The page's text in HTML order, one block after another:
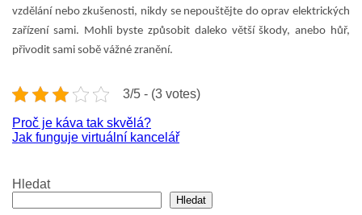
vzdělání nebo zkušenosti, nikdy se nepouštějte do oprav elektrických
zařízení sami. Mohli byste způsobit daleko větší škody, anebo hůř,
přivodit sami sobě vážné zranění.
3/5 - (3 votes)
Navigace
pro
příspěvek
Proč je káva tak skvělá?
Jak funguje virtuální kancelář
Hledat
Hledat